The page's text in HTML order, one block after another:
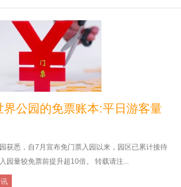
界公园的免票账本:平日游客量
获悉，自7月宣布免门票入园以来，园区已累计接待
园量较免票前提升超10倍。 转载请注...